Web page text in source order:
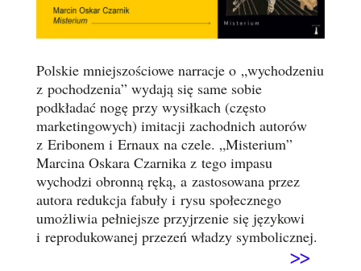
Polskie mniejszościowe narracje o „wychodzeniu
z pochodzenia” wydają się same sobie
podkładać nogę przy wysiłkach (często
marketingowych) imitacji zachodnich autorów
z Eribonem i Ernaux na czele. „Misterium”
Marcina Oskara Czarnika z tego impasu
wychodzi obronną ręką, a zastosowana przez
autora redukcja fabuły i rysu społecznego
umożliwia pełniejsze przyjrzenie się językowi
i reprodukowanej przezeń władzy symbolicznej.
>>